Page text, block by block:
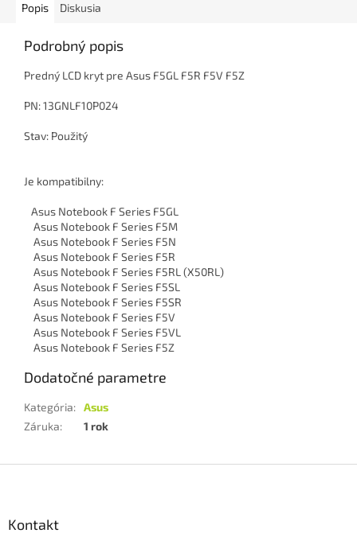
Popis Diskusia
Podrobný popis
Predný LCD kryt pre Asus F5GL F5R F5V F5Z
PN: 13GNLF10P024
Stav: Použitý
Je kompatibilny:
Asus Notebook F Series F5GL
Asus Notebook F Series F5M
Asus Notebook F Series F5N
Asus Notebook F Series F5R
Asus Notebook F Series F5RL (X50RL)
Asus Notebook F Series F5SL
Asus Notebook F Series F5SR
Asus Notebook F Series F5V
Asus Notebook F Series F5VL
Asus Notebook F Series F5Z
Dodatočné parametre
Kategória: Asus
Záruka: 1 rok
Kontakt